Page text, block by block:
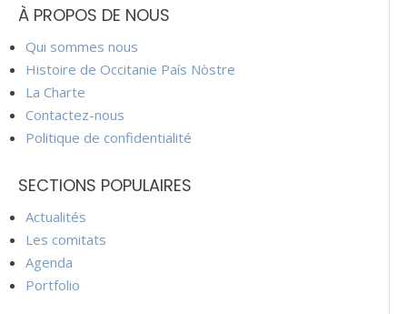
À PROPOS DE NOUS
Qui sommes nous
Histoire de Occitanie País Nòstre
La Charte
Contactez-nous
Politique de confidentialité
SECTIONS POPULAIRES
Actualités
Les comitats
Agenda
Portfolio